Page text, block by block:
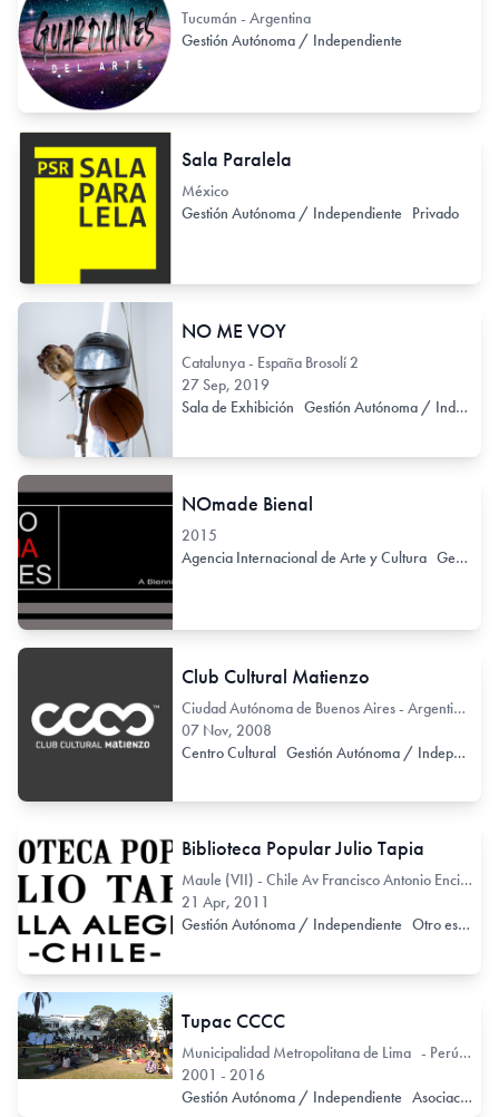
Tucumán - Argentina
Gestión Autónoma / Independiente
Sala Paralela
México
Gestión Autónoma / Independiente Privado
NO ME VOY
Catalunya - España Brosolí 2
27 Sep, 2019
Sala de Exhibición Gestión Autónoma / Independiente
NOmade Bienal
2015
Agencia Internacional de Arte y Cultura Gestión Autónoma / Independiente
Club Cultural Matienzo
Ciudad Autónoma de Buenos Aires - Argentina Pringles 1249
07 Nov, 2008
Centro Cultural Gestión Autónoma / Independiente
Biblioteca Popular Julio Tapia
Maule (VII) - Chile Av Francisco Antonio Encina 21
21 Apr, 2011
Gestión Autónoma / Independiente Otro espacio no exclusivo de arte
Tupac CCCC
Municipalidad Metropolitana de Lima - Perú Calle 2 de Mayo 253 Barranco
2001 - 2016
Gestión Autónoma / Independiente Asociación